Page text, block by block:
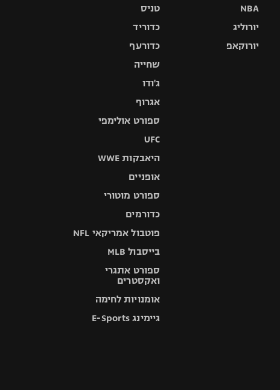
NBA
יורוליג
יורוקאפ
טניס
כדוריד
כדורעף
שחייה
ג'ודו
אגרוף
ספורט אולימפי
UFC
היאבקות WWE
אופניים
ספורט מוטורי
כדורמים
פוטבול אמריקאי NFL
בייסבול MLB
ספורט אתגרי
ואקסטרים
אומנויות לחימה
גיימינג E-Sports